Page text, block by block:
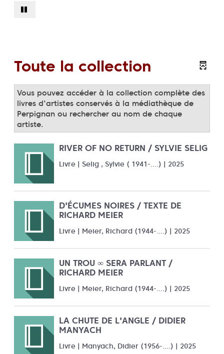
Toute la collection
Vous pouvez accéder à la collection complète des
livres d'artistes conservés à la médiathèque de
Perpignan ou rechercher au nom de chaque
artiste.
RIVER OF NO RETURN / SYLVIE SELIG
Livre | Selig , Sylvie ( 1941-....) | 2025
D'ÉCUMES NOIRES / TEXTE DE
RICHARD MEIER
Livre | Meier, Richard (1944-....) | 2025
UN TROU ∞ SERA PARLANT /
RICHARD MEIER
Livre | Meier, Richard (1944-....) | 2025
LA CHUTE DE L'ANGLE / DIDIER
MANYACH
Livre | Manyach, Didier (1956-....) | 2025